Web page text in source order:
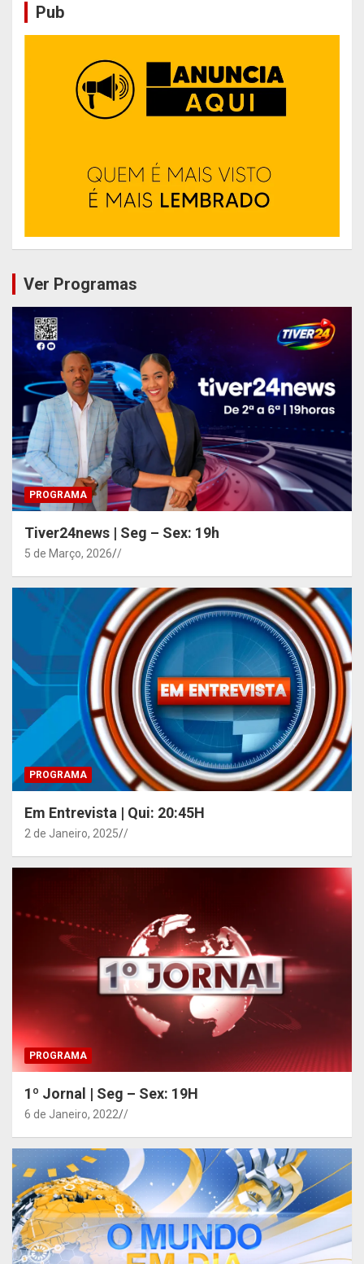
Pub
Ver Programas
PROGRAMA
Tiver24news | Seg – Sex: 19h
5 de Março, 2026 /
PROGRAMA
Em Entrevista | Qui: 20:45H
2 de Janeiro, 2025 /
PROGRAMA
1º Jornal | Seg – Sex: 19H
6 de Janeiro, 2022 /